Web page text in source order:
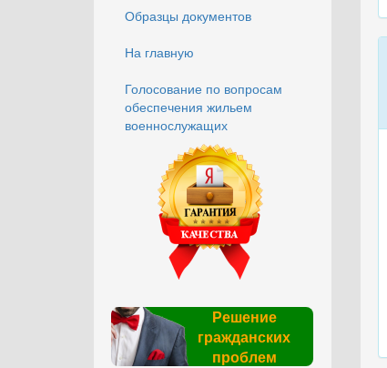
Образцы документов
На главную
Голосование по вопросам
обеспечения жильем
военнослужащих
Решение
гражданских
проблем